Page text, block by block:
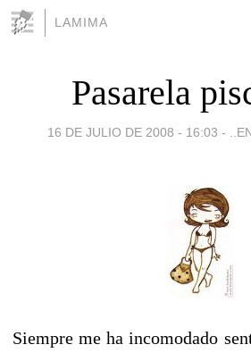
LAMIMA
Pasarela
16 DE JULIO DE 2008 - 16:03 -
Siempre me ha incomodado